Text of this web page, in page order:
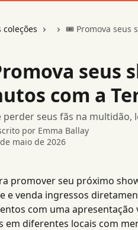
coleções 🎟 Promova seus
seus
com a
perder seus fãs na multidão,
por Emma Ballay
maio de 2026
promover seu próximo
e venda ingressos
com uma
em diferentes locais com